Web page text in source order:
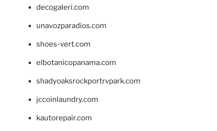
decogaleri.com
unavozparadios.com
shoes-vert.com
elbotanicopanama.com
shadyoaksrockportrvpark.com
jccoinlaundry.com
kautorepair.com